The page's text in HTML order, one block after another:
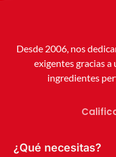
Desde 2006, nos
exigentes gracias
ingredientes
¿Qué necesitas?